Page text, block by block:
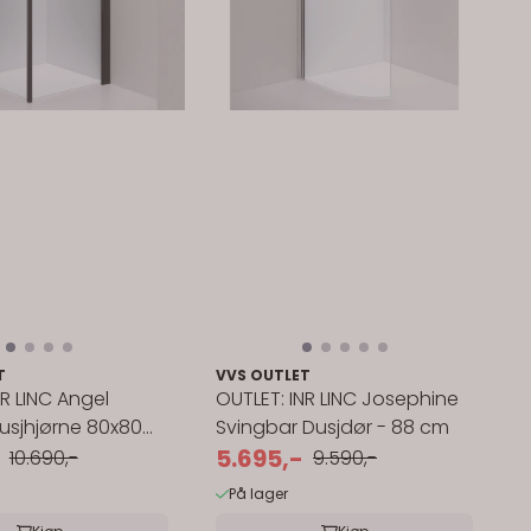
LINC Angel
80x80
10.690,-
VVS OUTLET
OUTLET: INR LINC Josephine
Svingbar Dusjdør - 88 cm
5.695,- 9.590,-
På lager